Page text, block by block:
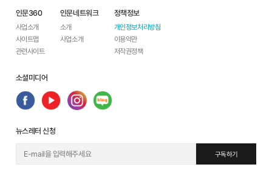
인문360
사업소개
사이트맵
관련사이트
인문네트워크
소개
사업소개
정책정보
개인정보처리방침
이용약관
저작권정책
소셜미디어
뉴스레터 신청
구독하기